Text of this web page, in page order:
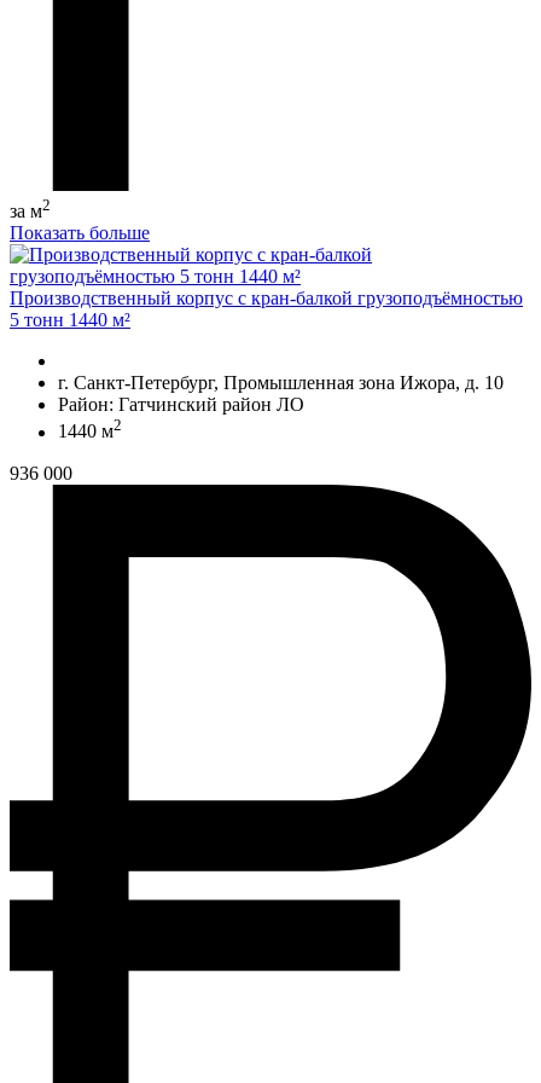
за м2
Показать больше
Производственный корпус с кран-балкой грузоподъёмностью
5 тонн 1440 м²
г. Санкт-Петербург, Промышленная зона Ижора, д. 10
Район: Гатчинский район ЛО
1440 м2
936 000